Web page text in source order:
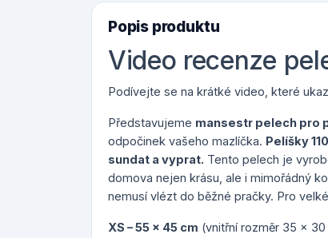
Popis produktu
Video recenze
Podívejte se na krátké video, které
Představujeme mansestr pelech pro
odpočinek vašeho mazlíčka. Pelíšky
sundat a vyprat. Tento pelech je
domova nejen krásu, ale i mimořádný
nemusí vlézt do běžné pračky. Pro
XS – 55 x 45 cm (vnitřní rozměr 35 x